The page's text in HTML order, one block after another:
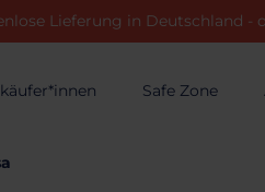
Lieferung in Deutschland -
Safe Zone